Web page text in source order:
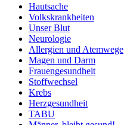
Hautsache
Volkskrankheiten
Unser Blut
Neurologie
Allergien und Atemwege
Magen und Darm
Frauengesundheit
Stoffwechsel
Krebs
Herzgesundheit
TABU